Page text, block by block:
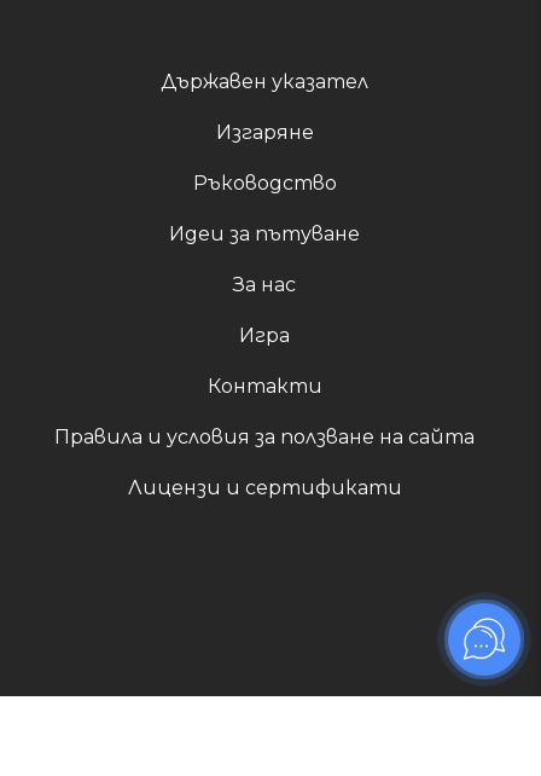
Държавен указател
Изгаряне
Ръководство
Идеи за пътуване
За нас
Игра
Контакти
Правила и условия за ползване на сайта
Лицензи и сертификати